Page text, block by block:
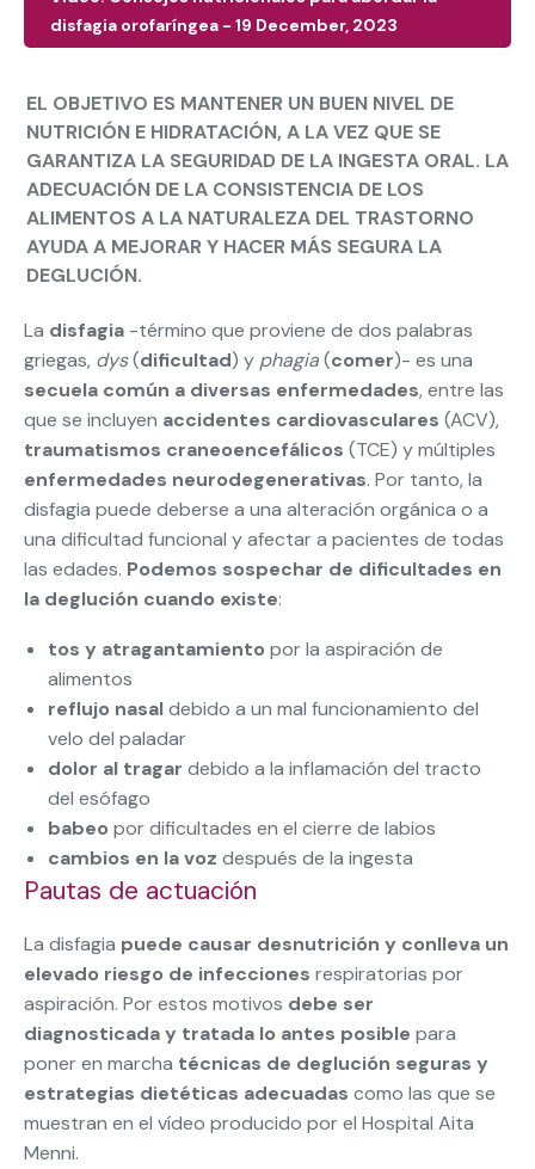
disfagia orofaríngea - 19 December, 2023
EL OBJETIVO ES MANTENER UN BUEN NIVEL DE
NUTRICIÓN E HIDRATACIÓN, A LA VEZ QUE SE
GARANTIZA LA SEGURIDAD DE LA INGESTA ORAL. LA
ADECUACIÓN DE LA CONSISTENCIA DE LOS
ALIMENTOS A LA NATURALEZA DEL TRASTORNO
AYUDA A MEJORAR Y HACER MÁS SEGURA LA
DEGLUCIÓN.
La disfagia -término que proviene de dos palabras
griegas, dys(dificultad) y phagia(comer)- es una
secuela común a diversas enfermedades, entre las
que se incluyen accidentes cardiovasculares (ACV),
traumatismos craneoencefálicos (TCE) y múltiples
enfermedades neurodegenerativas. Por tanto, la
disfagia puede deberse a una alteración orgánica o a
una dificultad funcional y afectar a pacientes de todas
las edades. Podemos sospechar de dificultades en
la deglución cuando existe:
tos y atragantamiento por la aspiración de
alimentos
reflujo nasaldebido a un mal funcionamiento del
velo del paladar
dolor al tragar debido a la inflamación del tracto
del esófago
babeo por dificultades en el cierre de labios
cambios en la voz después de la ingesta
Pautas de actuación
La disfagia puede causar desnutrición y conlleva un
elevado riesgo de infecciones respiratorias por
aspiración. Por estos motivos debe ser
diagnosticada y tratada lo antes posible para
poner en marcha técnicas de deglución seguras y
estrategias dietéticas adecuadas como las que se
muestran en el vídeo producido por el Hospital Aita
Menni.